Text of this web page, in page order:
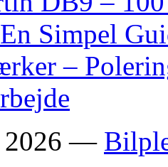
Simpel
–
2026 —